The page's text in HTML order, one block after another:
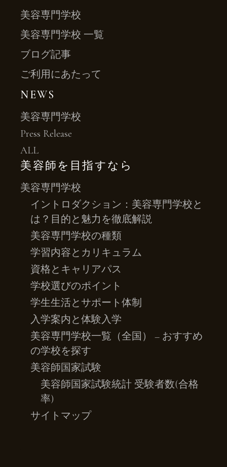
美容専門学校
美容専門学校 一覧
ブログ記事
ご利用にあたって
NEWS
美容専門学校
Press Release
ALL
美容師を目指すなら
美容専門学校
イントロダクション：美容専門学校と
は？目的と魅力を徹底解説
美容専門学校の種類
学習内容とカリキュラム
資格とキャリアパス
学校選びのポイント
学生生活とサポート体制
入学案内と体験入学
美容専門学校一覧（全国） – おすすめ
の学校を探す
美容師国家試験
美容師国家試験統計 受験者数(合格
率)
サイトマップ